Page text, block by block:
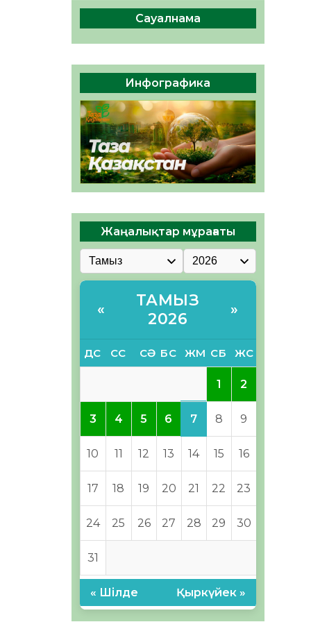
беруге дайын
ӘРБІР ДАУЫС – ҚОҒАМ
ДАМУЫНА ҚОСЫЛҒАН
ҮЛЕС
05.08.2026
37 0
Сауалнама
Инфографика
Жаңалықтар мұрағаты
«
ТАМЫЗ
2026
»
ДС СС СӘ БС ЖМ СБ ЖС
1 2
3 4 5 6 7 8 9
10 11 12 13 14 15 16
17 18 19 20 21 22 23
24 25 26 27 28 29 30
31
« Шілде Қыркүйек »